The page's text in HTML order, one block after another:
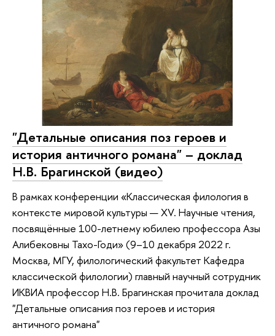
"Детальные описания поз героев и
история античного романа" – доклад
Н.В. Брагинской (видео)
В рамках конференции «Классическая филология в
контексте мировой культуры — XV. Научные чтения,
посвящённые 100-летнему юбилею профессора Азы
Алибековны Тахо-Годи» (9–10 декабря 2022 г.
Москва, МГУ, филологический факультет Кафедра
классической филологии) главный научный сотрудник
ИКВИА профессор Н.В. Брагинская прочитала доклад
"Детальные описания поз героев и история
античного романа"